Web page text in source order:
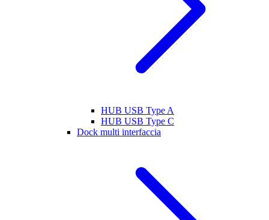
HUB USB Type A
HUB USB Type C
Dock multi interfaccia